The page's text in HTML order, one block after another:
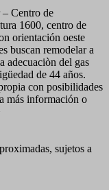
Centro de
1600, centro de
orientación oeste
buscan remodelar a
adecuaciòn del gas
de 44 años.
con posibilidades
más información o
sujetos a